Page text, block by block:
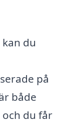
du
på
både
du får